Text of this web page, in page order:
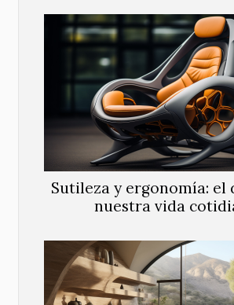
Sutileza y ergonomía: el
nuestra vida